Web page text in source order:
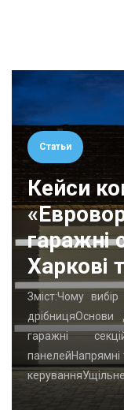
Статьи
Кейси
гаражні
Харкові
Зміст:Чому
гаражні
панелейНапрямні